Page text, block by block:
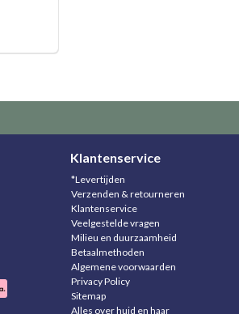
Klantenservice
*Levertijden
Verzenden & retourneren
Klantenservice
Veelgestelde vragen
Milieu en duurzaamheid
Betaalmethoden
Algemene voorwaarden
Privacy Policy
Sitemap
Alles over huid en haar